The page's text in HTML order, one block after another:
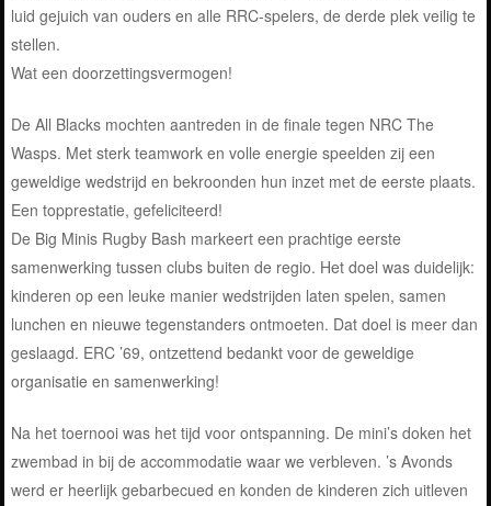
luid gejuich van ouders en alle RRC-spelers, de derde plek veilig te
stellen.
Wat een doorzettingsvermogen!
De All Blacks mochten aantreden in de finale tegen NRC The
Wasps. Met sterk teamwork en volle energie speelden zij een
geweldige wedstrijd en bekroonden hun inzet met de eerste plaats.
Een topprestatie, gefeliciteerd!
De Big Minis Rugby Bash markeert een prachtige eerste
samenwerking tussen clubs buiten de regio. Het doel was duidelijk:
kinderen op een leuke manier wedstrijden laten spelen, samen
lunchen en nieuwe tegenstanders ontmoeten. Dat doel is meer dan
geslaagd. ERC ’69, ontzettend bedankt voor de geweldige
organisatie en samenwerking!
Na het toernooi was het tijd voor ontspanning. De mini’s doken het
zwembad in bij de accommodatie waar we verbleven. ’s Avonds
werd er heerlijk gebarbecued en konden de kinderen zich uitleven